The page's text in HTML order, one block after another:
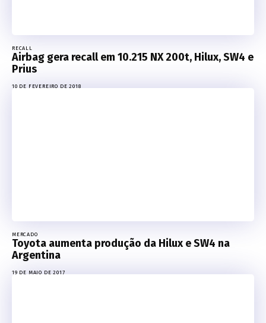
RECALL
Airbag gera recall em 10.215 NX 200t, Hilux, SW4 e
Prius
10 DE FEVEREIRO DE 2018
MERCADO
Toyota aumenta produção da Hilux e SW4 na
Argentina
19 DE MAIO DE 2017